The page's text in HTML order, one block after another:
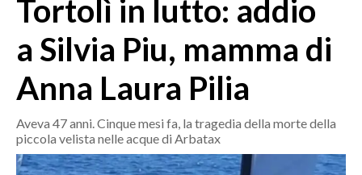
MEDIO CAMPIDANO
SASSARI E PROVINCIA
GALLURA
NUORO E PROVINCIA
OGLIASTRA
AGENDA
Tortolì in lutto: addio
a Silvia Piu, mamma di
Anna Laura Pilia
Aveva 47 anni. Cinque mesi fa, la tragedia della morte della
piccola velista nelle acque di Arbatax